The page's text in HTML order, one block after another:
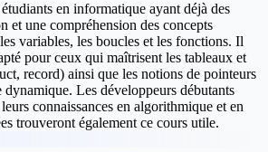
en informatique ayant déjà des
et une compréhension des concepts
variables, les boucles et les fonctions. Il
pour ceux qui maîtrisent les tableaux et
record) ainsi que les notions de pointeurs
Les développeurs débutants
connaissances en algorithmique et en
trouveront également ce cours utile.